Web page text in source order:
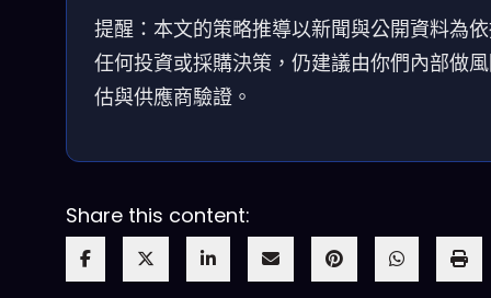
提醒：本文的策略推導以新聞與公開資料為
任何投資或採購決策，仍建議由你們內部做
估與供應商驗證。
Share this content: